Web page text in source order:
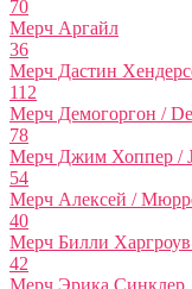
70
Мерч Аргайл
36
Мерч Дастин
112
Мерч Демогоргон /
78
Мерч Джим Хоппер /
54
Мерч Алексей /
40
Мерч Билли
42